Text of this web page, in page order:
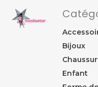
Bijoux
Enfant